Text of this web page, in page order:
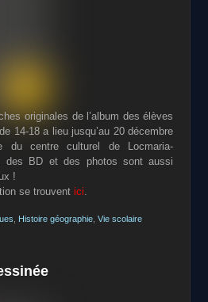
originales de l’album des élèves
14-18 a lieu jusqu’au 20 décembre
du centre culturel de Locmaria-
des BD et des photos sont aussi
!
se trouvent ici.
Histoire géographie, Vie scolaire